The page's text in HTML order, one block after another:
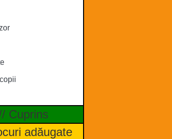
Cuprins
adăugate